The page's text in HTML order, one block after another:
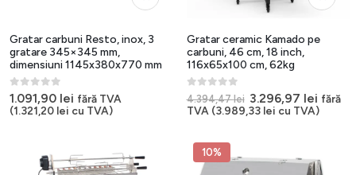
Gratar carbuni Resto, inox, 3
gratare 345×345 mm,
dimensiuni 1145x380x770 mm
0 out of 5
1.091,90 lei fără TVA
(1.321,20 lei cu TVA)
Gratar ceramic Kamado pe
carbuni, 46 cm, 18 inch,
116x65x100 cm, 62kg
0 out of 5
4.394,47lei Prețul
inițial
3.296,97 lei Prețul
fără
TVA (3.989,33 lei cu TVA)
10%